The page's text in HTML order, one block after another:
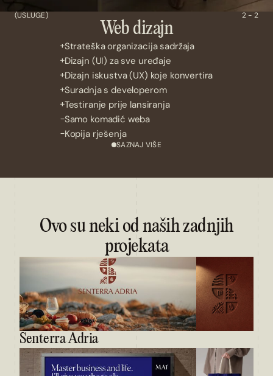
(USLUGE) 2 - 2
Web dizajn
Strateška organizacija sadržaja
Dizajn (UI) za sve uređaje
Dizajn iskustva (UX) koje konvertira
Suradnja s developerom
Testiranje prije lansiranja
Samo komadić weba
Kopija rješenja
SAZNAJ VIŠE
Ovo su neki od naših zadnjih
projekata
Senterra Adria